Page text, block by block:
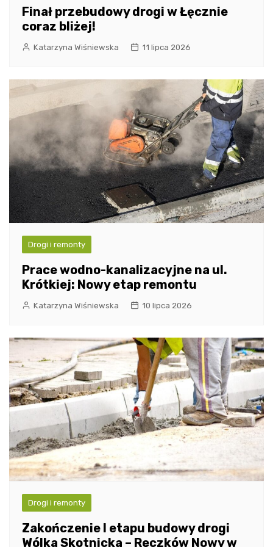
Finał przebudowy drogi w Łęcznie
coraz bliżej!
Katarzyna Wiśniewska 11 lipca 2026
Drogi i remonty
Prace wodno-kanalizacyjne na ul.
Krótkiej: Nowy etap remontu
Katarzyna Wiśniewska 10 lipca 2026
Drogi i remonty
Zakończenie I etapu budowy drogi
Wólka Skotnicka – Reczków Nowy w